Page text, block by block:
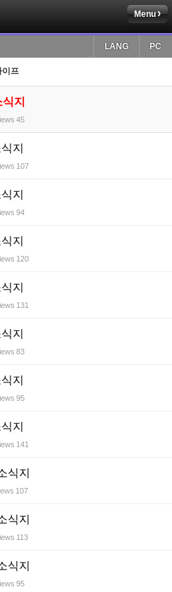
Menu
PC
LANG
이프
지
45
지
107
지
94
지
120
지
131
지
83
지
95
지
141
식지
107
식지
113
식지
95
케치북5
케치북5